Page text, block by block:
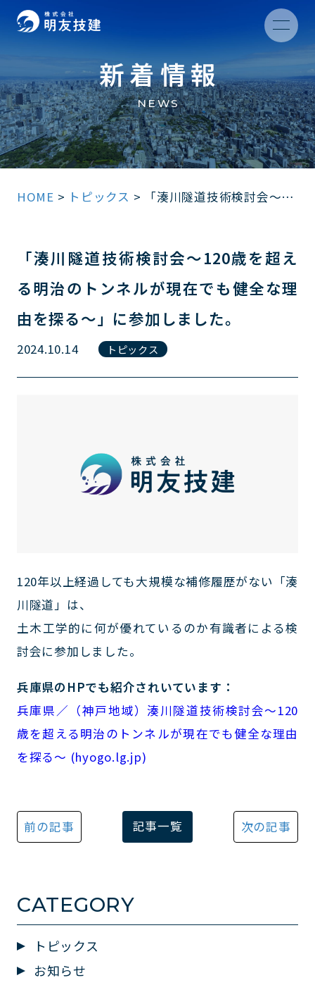
新着情報
NEWS
HOME > トピックス > 「湊川隧道技術検討会～120歳を超える明治のトンネルが現在でも健全な理由を探る～」に参加しました。
「湊川隧道技術検討会～120歳を超え
る明治のトンネルが現在でも健全な理
由を探る～」に参加しました。
2024.10.14 トピックス
120年以上経過しても大規模な補修履歴がない「湊
川隧道」は、
土木工学的に何が優れているのか有識者による検
討会に参加しました。
兵庫県のHPでも紹介されいています：
兵庫県／（神戸地域）湊川隧道技術検討会～120
歳を超える明治のトンネルが現在でも健全な理由
を探る～ (hyogo.lg.jp)
前の記事 記事一覧 次の記事
CATEGORY
トピックス
お知らせ